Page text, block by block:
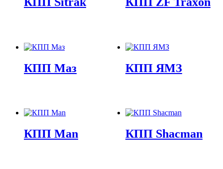
КПП Маз КПП ЯМЗ
КПП Man КПП Shacman